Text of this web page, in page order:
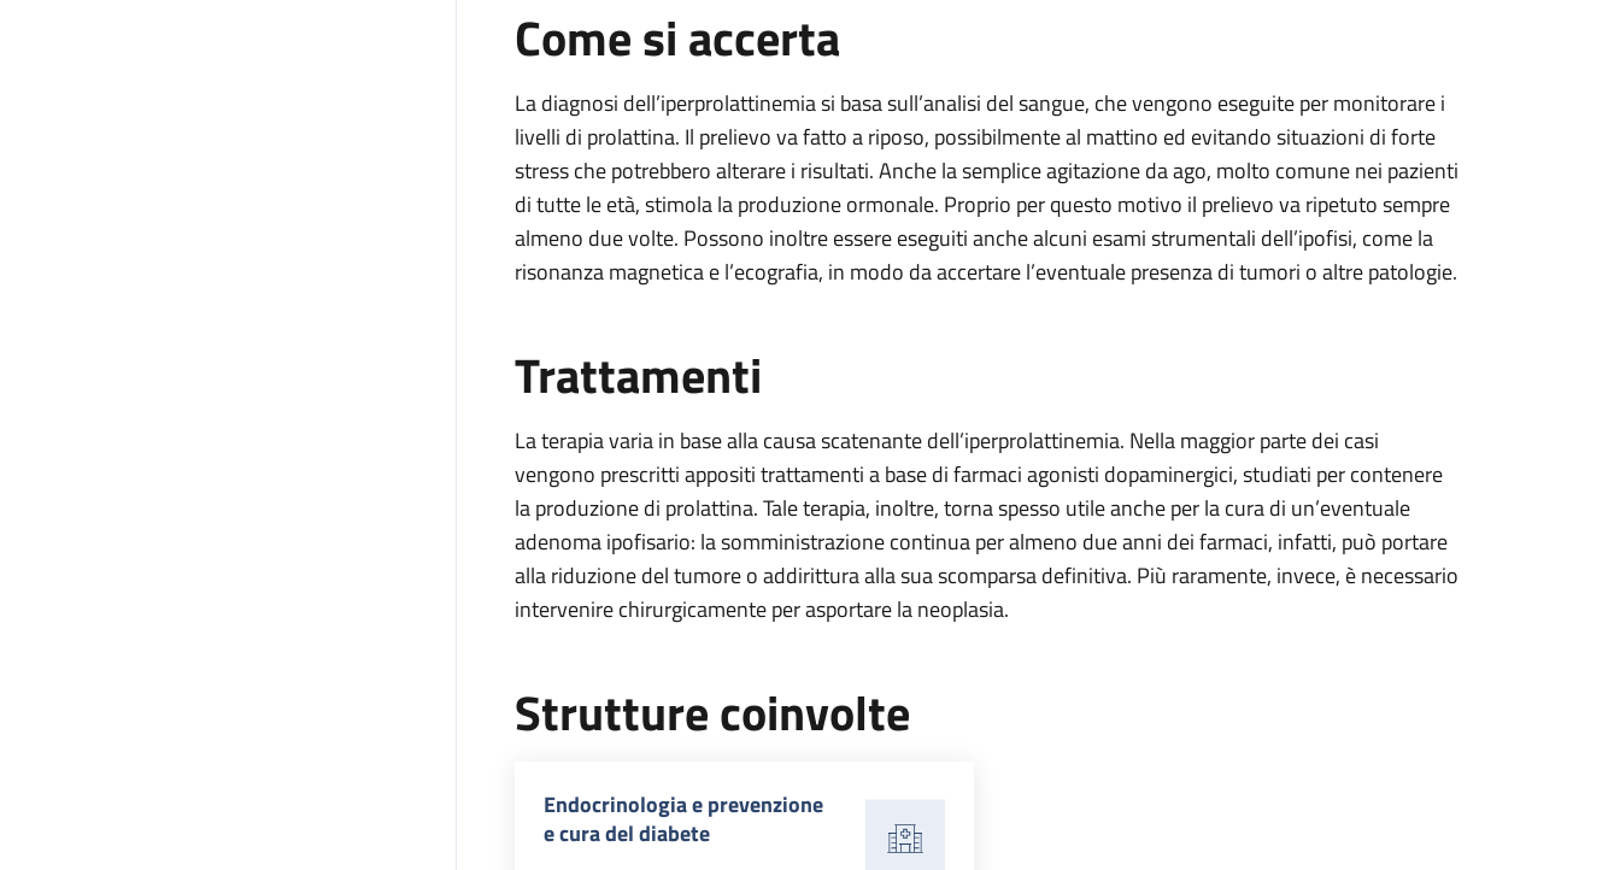
Come si accerta
La diagnosi dell’iperprolattinemia si basa sull’analisi del sangue, che vengono eseguite per monitorare i
livelli di prolattina. Il prelievo va fatto a riposo, possibilmente al mattino ed evitando situazioni di forte
stress che potrebbero alterare i risultati. Anche la semplice agitazione da ago, molto comune nei pazienti
di tutte le età, stimola la produzione ormonale. Proprio per questo motivo il prelievo va ripetuto sempre
almeno due volte. Possono inoltre essere eseguiti anche alcuni esami strumentali dell’ipofisi, come la
risonanza magnetica e l’ecografia, in modo da accertare l’eventuale presenza di tumori o altre patologie.
Trattamenti
La terapia varia in base alla causa scatenante dell’iperprolattinemia. Nella maggior parte dei casi
vengono prescritti appositi trattamenti a base di farmaci agonisti dopaminergici, studiati per contenere
la produzione di prolattina. Tale terapia, inoltre, torna spesso utile anche per la cura di un’eventuale
adenoma ipofisario: la somministrazione continua per almeno due anni dei farmaci, infatti, può portare
alla riduzione del tumore o addirittura alla sua scomparsa definitiva. Più raramente, invece, è necessario
intervenire chirurgicamente per asportare la neoplasia.
Strutture coinvolte
Endocrinologia e prevenzione
e cura del diabete